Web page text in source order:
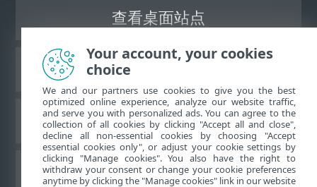
查看桌面站点
ESET 知识库
ESET 论坛
区域支持
Your account, your cookies
choice
We and our partners use cookies to give you the best
optimized online experience, analyze our website traffic,
and serve you with personalized ads. You can agree to the
collection of all cookies by clicking "Accept all and close",
decline all non-essential cookies by choosing "Accept
essential cookies only", or adjust your cookie settings by
clicking "Manage cookies". You also have the right to
withdraw your consent or change your cookie preferences
anytime by clicking the "Manage cookies" link in our website